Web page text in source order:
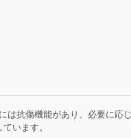
は抗傷機能があり、必要に応
います。